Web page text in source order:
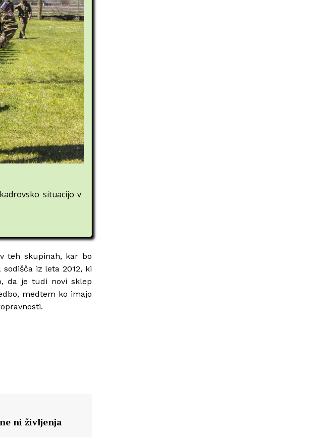
situacijo v
teh skupinah, kar bo
iz leta 2012, ki
da je tudi novi sklep
medtem ko imajo
ni življenja